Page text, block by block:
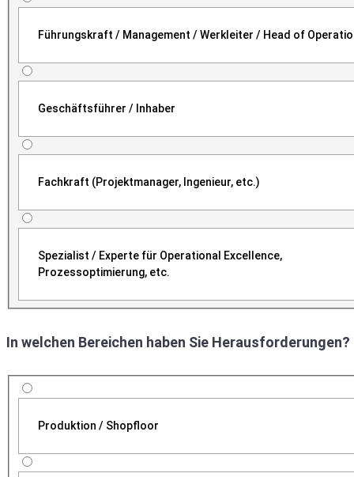
Führungskraft / Management / Werkleiter / Head of
Geschäftsführer / Inhaber
Fachkraft (Projektmanager, Ingenieur, etc.)
Spezialist / Experte für Operational Excellence,
Prozessoptimierung, etc.
In welchen Bereichen haben Sie Herausforderungen?
Produktion / Shopfloor